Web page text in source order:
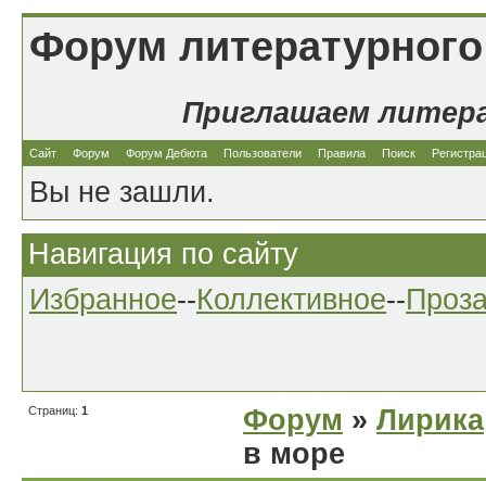
Форум
Приглашаем
Сайт Форум Форум Дебюта Пользователи Правила Поиск
Вы не зашли.
Навигация по сайту
Избранное--Коллективное--
Страниц: 1 Форум » Лирика
в море